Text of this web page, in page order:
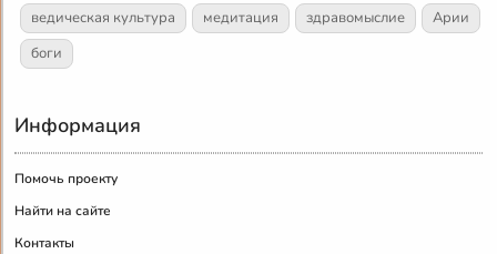
ведическая культура
медитация здравомыслие
Арии
боги
Информация
Помочь проекту
Найти на сайте
Контакты